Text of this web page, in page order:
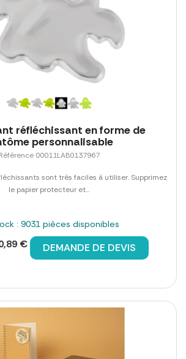
réfléchissant en forme de
personnalisable
Référence 00011LAB0137967
sont très faciles à utiliser. Supprimez
le papier protecteur et...
: 9031 pièces disponibles
€ DEMANDE DE DEVIS